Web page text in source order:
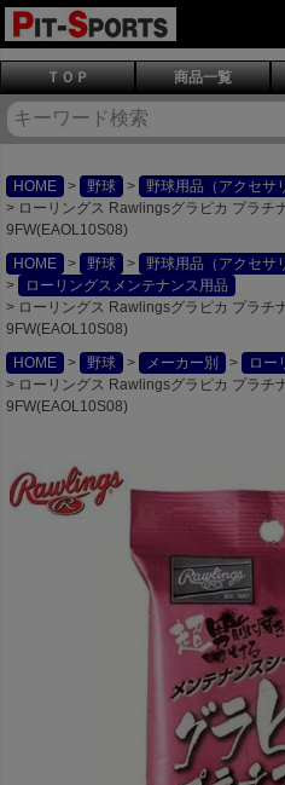
ＴＯＰ 商品一覧
HOME 野球 野球用品（アクセサ
ローリングス Rawlingsグラピカ プラチ
9FW(EAOL10S08)
HOME
野球 野球用品（アクセサ
ローリングスメンテナンス用品
ローリングス Rawlingsグラピカ プラチ
9FW(EAOL10S08)
HOME
野球 メーカー別
ロー
ローリングス Rawlingsグラピカ プラチ
9FW(EAOL10S08)